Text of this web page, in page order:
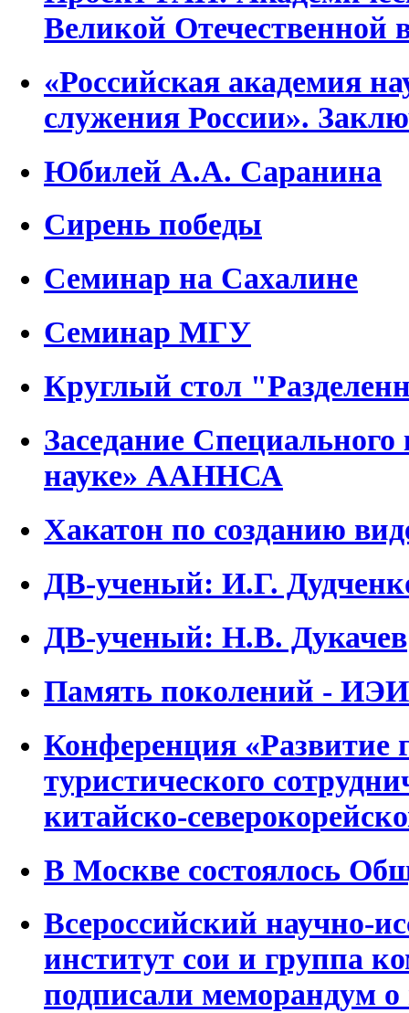
Великой Отечественной
«Российская академия
служения России».
Юбилей А.А. Саранина
Сирень победы
Семинар на Сахалине
Семинар МГУ
Круглый стол
Заседание
науке» ААННСА
Хакатон по созданию
ДВ-ученый: И.Г.
ДВ-ученый: Н.В. Дукачев
Память поколений -
Конференция «Развитие
туристического
китайско-
В Москве состоялось
Всероссийский научно-
институт сои и группа
подписали меморандум